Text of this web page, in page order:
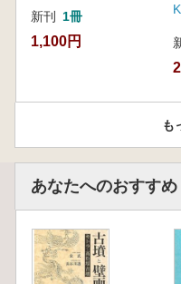
新刊 1冊
1,100円
も
あなたへのおすすめ